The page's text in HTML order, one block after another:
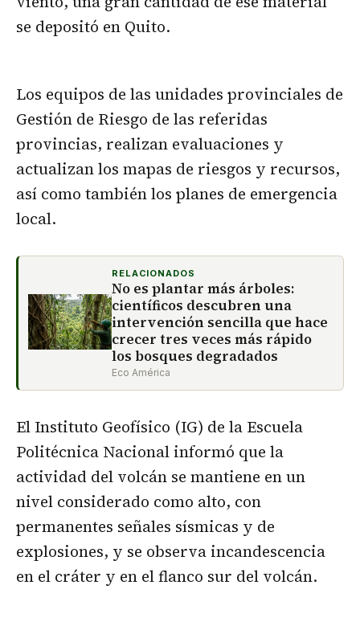
se depositó en Quito.
Los equipos de las unidades provinciales de
Gestión de Riesgo de las referidas
provincias, realizan evaluaciones y
actualizan los mapas de riesgos y recursos,
así como también los planes de emergencia
local.
RELACIONADOS
No es plantar más árboles:
científicos descubren una
intervención sencilla que hace
crecer tres veces más rápido
los bosques degradados
Eco América
El Instituto Geofísico (IG) de la Escuela
Politécnica Nacional informó que la
actividad del volcán se mantiene en un
nivel considerado como alto, con
permanentes señales sísmicas y de
explosiones, y se observa incandescencia
en el cráter y en el flanco sur del volcán.